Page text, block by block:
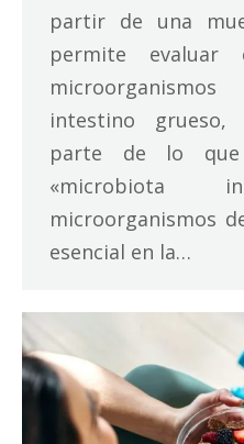
partir de una
permite
intestino
parte de lo que
«microbiota
microorganismos
esencial en la…